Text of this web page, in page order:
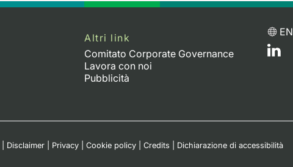
Altri link
Comitato Corporate Governance
Lavora con noi
Pubblicità
EN
Disclaimer Privacy Cookie policy Credits Dichiarazione di accessibilità